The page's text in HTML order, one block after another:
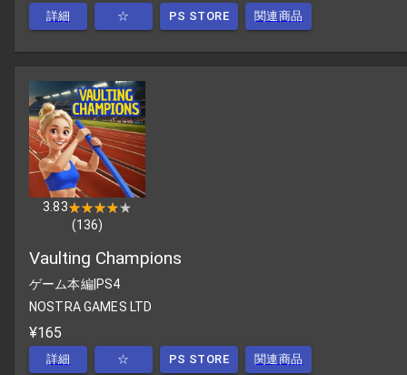
詳細 ☆ PS STORE 関連商品
3.83★★★★★
★★★★★
(136)
Vaulting Champions
ゲーム本編| PS4
NOSTRA GAMES LTD
¥165
詳細 ☆ PS STORE 関連商品